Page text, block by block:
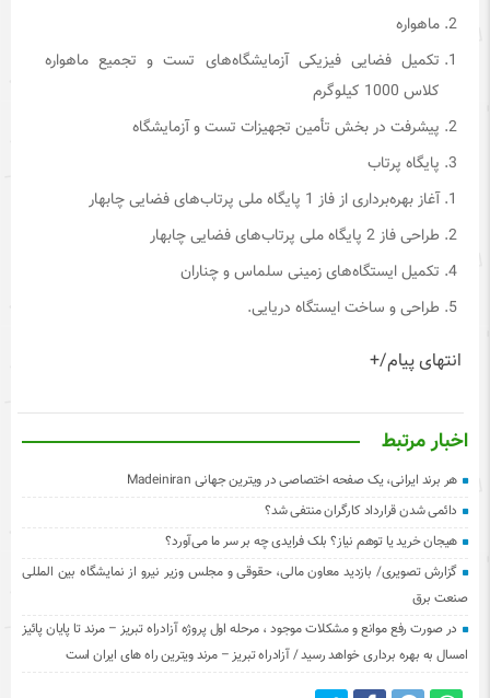
ماهواره
تکمیل فضایی فیزیکی آزمایشگاه‌های تست و تجمیع ماهواره
کلاس 1000 کیلوگرم
پیشرفت در بخش تأمین تجهیزات تست و آزمایشگاه
پایگاه پرتاب
آغاز بهره‌برداری از فاز 1 پایگاه ملی پرتاب‌های فضایی چابهار
طراحی فاز 2 پایگاه ملی پرتاب‌های فضایی چابهار
تکمیل ایستگاه‌های زمینی سلماس و چناران
طراحی و ساخت ایستگاه دریایی.
انتهای پیام/+
اخبار مرتبط
هر برند ایرانی، یک صفحه اختصاصی در ویترین جهانی Madeiniran
دائمی شدن قرارداد کارگران منتفی شد؟
هیجان خرید یا توهم نیاز؟ بلک فرایدی چه بر سر ما می‌آورد؟
گزارش تصویری/ بازدید معاون مالی، حقوقی و مجلس وزیر نیرو از نمایشگاه بین المللی
صنعت برق
در صورت رفع موانع و مشکلات موجود ، مرحله اول پروژه آزادراه تبریز – مرند تا پایان پائیز
امسال به بهره برداری خواهد رسید / آزادراه تبریز – مرند ویترین راه های ایران است